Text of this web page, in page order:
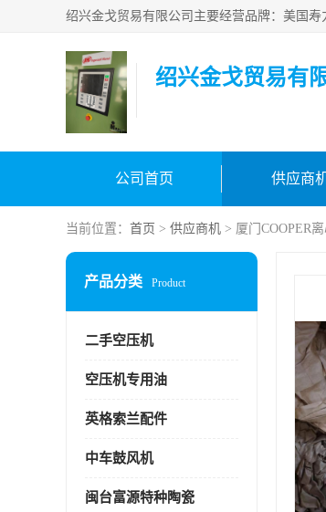
绍兴金戈贸易有
公司首页 供应商
当前位置： 首页 > 供应商机 > 厦门COOPER
产品分类 Product
二手空压机
空压机专用油
英格索兰配件
中车鼓风机
闽台富源特种陶瓷